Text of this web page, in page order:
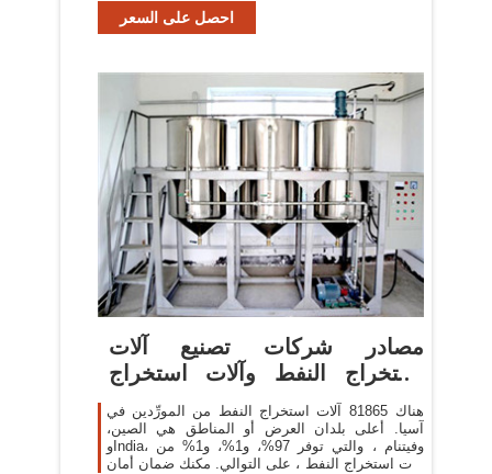
احصل على السعر
مصادر شركات تصنيع آلات
استخراج النفط وآلات استخراج
النفط
هناك 81865 آلات استخراج النفط من المورِّدين في
آسيا. أعلى بلدان العرض أو المناطق هي الصين،
وIndia، وفيتنام ، والتي توفر 97%، و1%، و1% من
آلات استخراج النفط ، على التوالي. مكنك ضمان أمان